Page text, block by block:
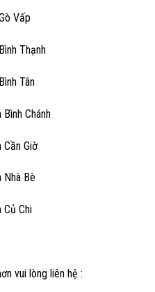
Vấp
Thạnh
Tân
Chánh
Cần Giờ
Nhà Bè
Củ Chi
vui lòng liên hệ :